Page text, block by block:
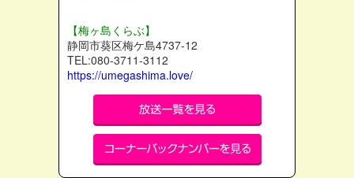
【梅ヶ島くらぶ】
静岡市葵区梅ケ島4737-12
TEL:080-3711-3112
https://umegashima.love/